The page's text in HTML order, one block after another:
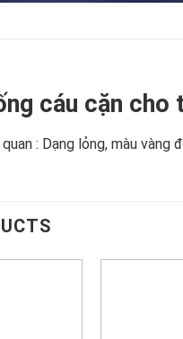
cáu cặn
: Dạng lỏng, màu